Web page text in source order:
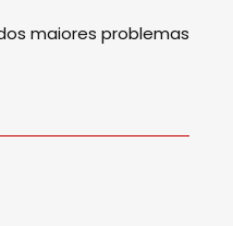
maiores problemas